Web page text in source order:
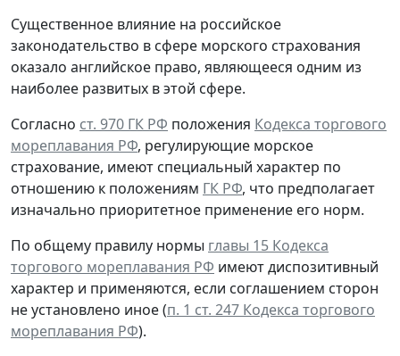
Существенное влияние на российское
законодательство в сфере морского страхования
оказало английское право, являющееся одним из
наиболее развитых в этой сфере.
Согласно ст. 970 ГК РФ положения Кодекса торгового
мореплавания РФ, регулирующие морское
страхование, имеют специальный характер по
отношению к положениям ГК РФ, что предполагает
изначально приоритетное применение его норм.
По общему правилу нормы главы 15 Кодекса
торгового мореплавания РФ имеют диспозитивный
характер и применяются, если соглашением сторон
не установлено иное (п. 1 ст. 247 Кодекса торгового
мореплавания РФ).